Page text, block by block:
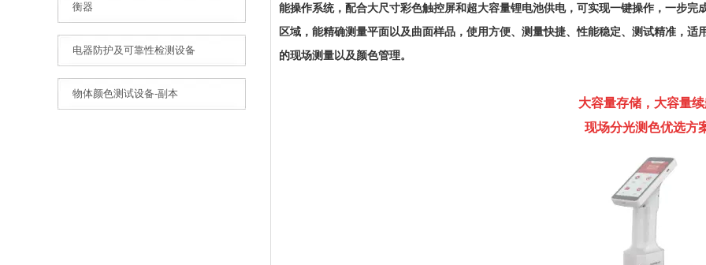
衡器
电器防护及可靠性检测设备
物体颜色测试设备-副本
能操作系统，配合大尺寸彩色触控屏和超大容量锂电池供电，可实现一键操作，一步完
区域，能精确测量平面以及曲面样品，使用方便、测量快捷、性能稳定、测试精准，
的现场测量以及颜色管理。
大容量存储，大容量
现场分光测色优选方